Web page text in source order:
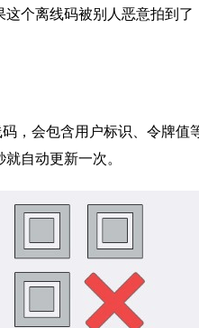
个离线码被别人恶意拍到
，会包含用户标识、令牌值
自动更新一次。